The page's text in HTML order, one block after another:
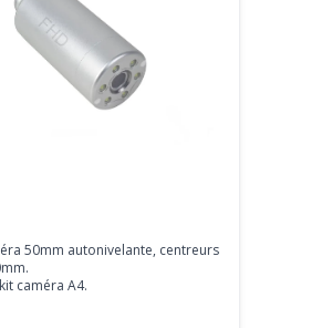
50mm autonivelante, centreurs
caméra A4.